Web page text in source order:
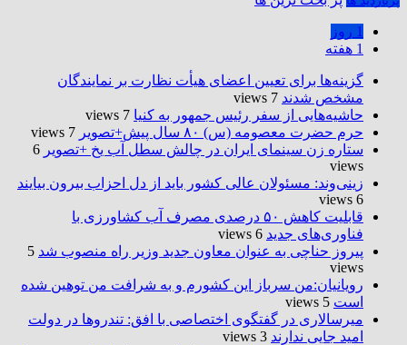
1 روز
1 هفته
گزینه‌ها برای تعیین اعضای هیأت نظارت بر نمایندگان
مشخص شدند 7 views
حاشیه‌هایی از سفر رئیس جمهور به کنیا 7 views
حرم حضرت‌ معصومه (س) ۸۰ سال پیش+تصویر
7 views
ستاره زن سینمای ایران در چالش سطل آب یخ +تصویر 6
views
زینی‌وند: مسئولان عالی کشور باید از دل احزاب بیرون بیایند
6 views
قابلیت کاهش ۵۰ درصدی مصرف آب کشاورزی با
فناوری‌های جدید 6 views
پیروز حناچی به عنوان معاون جدید وزیر راه منصوب شد 5
views
رویانیان:من سرباز این کشورم و به شرافت من توهین شده
است 5 views
میرسالاری در گفتگوی اختصاصی با افق: تندروها در دولت
امید جایی ندارند 3 views